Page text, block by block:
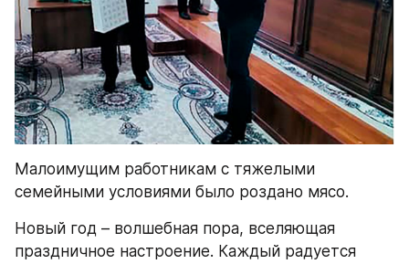
Малоимущим работникам с тяжелыми
семейными условиями было роздано мясо.
Новый год – волшебная пора, вселяющая
праздничное настроение. Каждый радуется